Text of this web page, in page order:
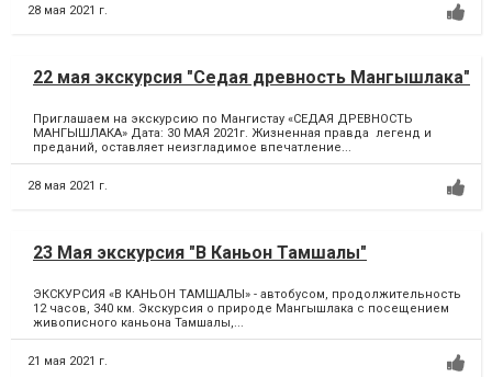
28 мая 2021 г.
22 мая экскурсия "Седая древность Мангышлака"
Приглашаем на экскурсию по Мангистау «СЕДАЯ ДРЕВНОСТЬ
МАНГЫШЛАКА» Дата: 30 МАЯ 2021г. Жизненная правда легенд и
преданий, оставляет неизгладимое впечатление...
28 мая 2021 г.
23 Мая экскурсия "В Каньон Тамшалы"
ЭКСКУРСИЯ «В КАНЬОН ТАМШАЛЫ» - автобусом, продолжительность
12 часов, 340 км. Экскурсия о природе Мангышлака с посещением
живописного каньона Тамшалы,...
21 мая 2021 г.